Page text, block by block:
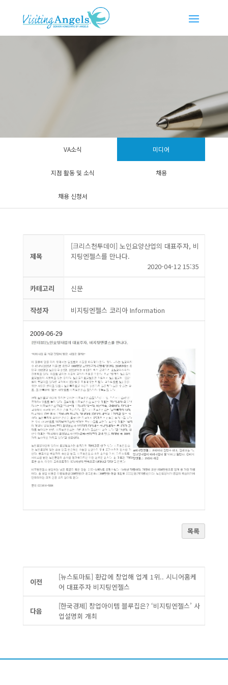
VA소식 미디어
지점 활동 및 소식 채용
채용 신청서
제목
[크리스천투데이] 노인요양산업의 대표주자, 비
지팅엔젤스를 만나다.
2020-04-12 15:35
카테고리 신문
작성자 비지팅엔젤스 코리아 Information
2009-06-29
목록
이전
[뉴스토마토] 환갑에 창업해 업계 1위.. 시니어홈케
어 대표주자 비지팅엔젤스
다음
[한국경제] 창업아이템 블루칩은? ‘비지팅엔젤스’ 사
업설명회 개최